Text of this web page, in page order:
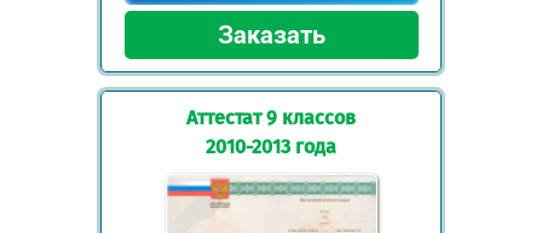
Аттестат 9 классов
2010-2013 года